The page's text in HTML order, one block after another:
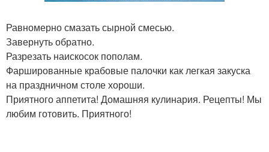
Равномерно смазать сырной смесью.
Завернуть обратно.
Разрезать наискосок пополам.
Фаршированные крабовые палочки как легкая закуска
на праздничном столе хороши.
Приятного аппетита! Домашняя кулинария. Рецепты! Мы
любим готовить. Приятного!